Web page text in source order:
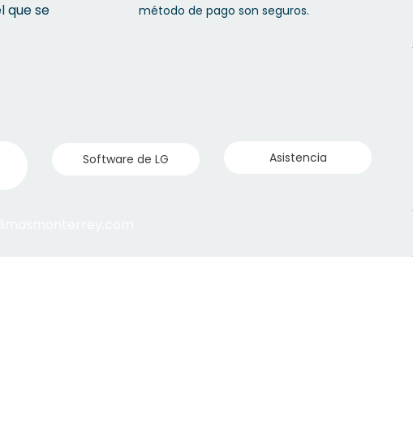
que se
método de pago son seguros.
Software de LG Asistencia